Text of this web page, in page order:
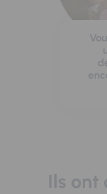
Ils ont